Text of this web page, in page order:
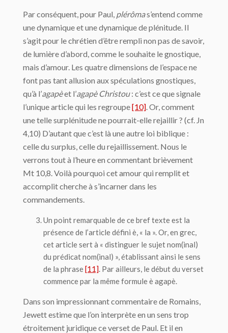
Par conséquent, pour Paul, plérômas’entend comme
une dynamique et une dynamique de plénitude. Il
s’agit pour le chrétien d’être rempli non pas de savoir,
de lumière d’abord, comme le souhaite le gnostique,
mais d’amour. Les quatre dimensions de l’espace ne
font pas tant allusion aux spéculations gnostiques,
qu’à l’agapèet l’agapè Christou: c’est ce que signale
l’unique article qui les regroupe[10]. Or, comment
une telle surplénitude ne pourrait-elle rejaillir ? (cf. Jn
4,10) D’autant que c’est là une autre loi biblique :
celle du surplus, celle du rejaillissement. Nous le
verrons tout à l’heure en commentant brièvement
Mt 10,8. Voilà pourquoi cet amour qui remplit et
accomplit cherche à s’incarner dans les
commandements.
Un point remarquable de ce bref texte est la
présence de l’article défini è, « la ». Or, en grec,
cet article sert à « distinguer le sujet nom(inal)
du prédicat nom(inal) », établissant ainsi le sens
de la phrase[11]. Par ailleurs, le début du verset
commence par la même formuleè agapè.
Dans son impressionnant commentaire de Romains,
Jewett estime que l’on interprète en un sens trop
étroitement juridique ce verset de Paul. Et il en